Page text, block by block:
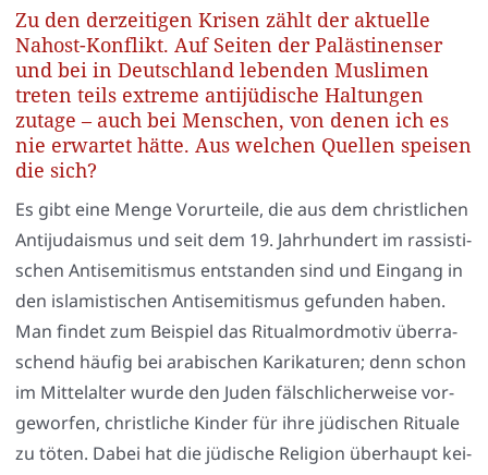
Zu den derzeitigen Krisen zählt der aktuelle
Nahost-Konflikt. Auf Seiten der Palästinenser
und bei in Deutschland lebenden Muslimen
treten teils extreme antijüdische Haltungen
zutage – auch bei Menschen, von denen ich es
nie erwartet hätte. Aus welchen Quellen speisen
die sich?
Es gibt eine Men­ge Vor­ur­tei­le, die aus dem christ­li­chen
Anti­ju­da­is­mus und seit dem 19. Jahr­hun­dert im ras­sis­ti­
schen Anti­se­mi­tis­mus ent­stan­den sind und Ein­gang in
den isla­mis­ti­schen Anti­se­mi­tis­mus gefun­den haben.
Man fin­det zum Bei­spiel das Ritu­al­mord­mo­tiv über­ra­
schend häu­fig bei ara­bi­schen Kari­ka­tu­ren; denn schon
im Mit­tel­al­ter wur­de den Juden fälsch­li­cher­wei­se vor­
ge­wor­fen, christ­li­che Kin­der für ihre jüdi­schen Ritua­le
zu töten. Dabei hat die jüdi­sche Reli­gi­on über­haupt kei­